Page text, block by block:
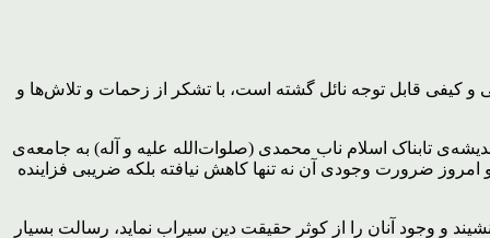
کیفی قابل توجه نائل گشته است، با تشکر از زحمات و تلاش‌ها و
تابناک اسلام ناب محمدی (صلوات‌الله علیه و آله) به جامعه‌ی
حدود ۴ دهه اخیر منشاء خدمات و برکاتی بوده است و امروز ضرورت وجودی آن نه تنها کاهش نیافته بلکه ضریبی فزاینده
و وجود آنان را از کوثر حقیقت دین سیراب نماید، رسالت بسیار